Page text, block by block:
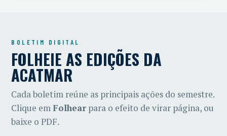
BOLETIM DIGITAL
FOLHEIE AS EDIÇÕES DA
ACATMAR
Cada boletim reúne as principais ações do semestre.
Clique emFolhear para o efeito de virar página, ou
baixe o PDF.